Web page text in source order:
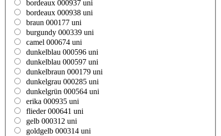
bordeaux 000937 uni
bordeaux 000938 uni
braun 000177 uni
burgundy 000339 uni
camel 000674 uni
dunkelblau 000596 uni
dunkelblau 000597 uni
dunkelbraun 000179 uni
dunkelgrau 000285 uni
dunkelgrün 000564 uni
erika 000935 uni
flieder 000641 uni
gelb 000312 uni
goldgelb 000314 uni